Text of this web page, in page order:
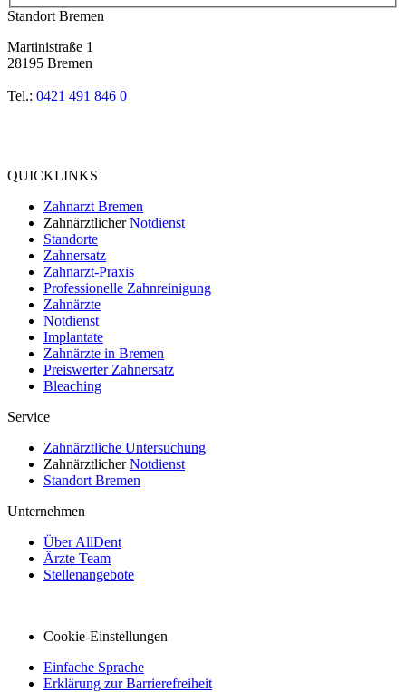
Standort Bremen
Martinistraße 1
28195 Bremen
Tel.: 0421 491 846 0
QUICKLINKS
Zahnarzt Bremen
ZahnärztlicherNotdienst
Standorte
Zahnersatz
Zahnarzt-Praxis
Professionelle Zahnreinigung
Zahnärzte
Notdienst
Implantate
Zahnärzte in Bremen
Preiswerter Zahnersatz
Bleaching
Service
Zahnärztliche Untersuchung
ZahnärztlicherNotdienst
Standort Bremen
Unternehmen
Über AllDent
Ärzte Team
Stellenangebote
Cookie-Einstellungen
Einfache Sprache
Erklärung zur Barrierefreiheit